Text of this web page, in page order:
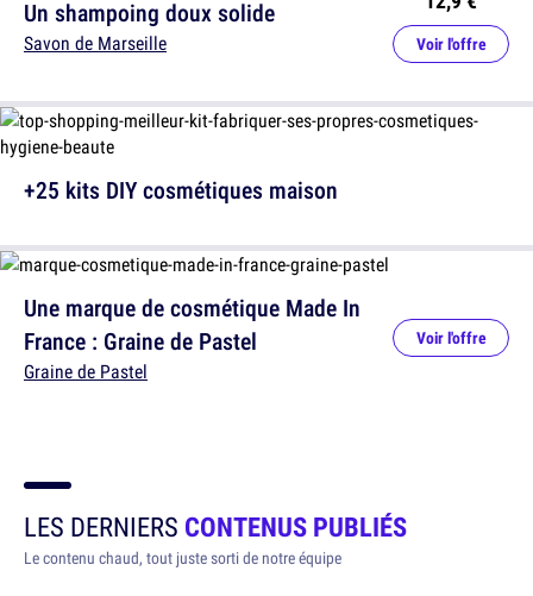
Un shampoing doux solide
Savon de Marseille Voir l'offre
Une marque de cosmétique Made In
France : Graine de Pastel
Graine de Pastel
Voir l'offre
+25 kits DIY cosmétiques maison
LES DERNIERS CONTENUS PUBLIÉS
Le contenu chaud, tout juste sorti de notre équipe